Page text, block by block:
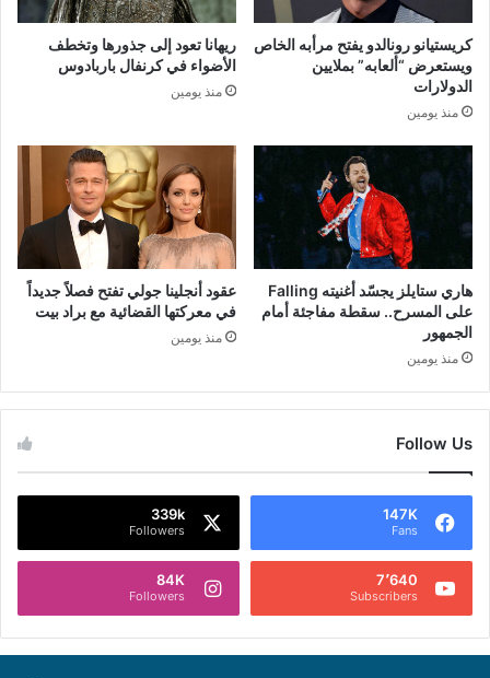
كريستيانو رونالدو يفتح مرأبه الخاص
ويستعرض “ألعابه” بملايين
الدولارات
منذ يومين
ريهانا تعود إلى جذورها وتخطف
الأضواء في كرنفال باربادوس
منذ يومين
هاري ستايلز يجسّد أغنيته Falling
على المسرح.. سقطة مفاجئة أمام
الجمهور
منذ يومين
عقود أنجلينا جولي تفتح فصلاً جديداً
في معركتها القضائية مع براد بيت
منذ يومين
Follow Us
147K
Fans
339k
Followers
7٬640
Subscribers
84K
Followers